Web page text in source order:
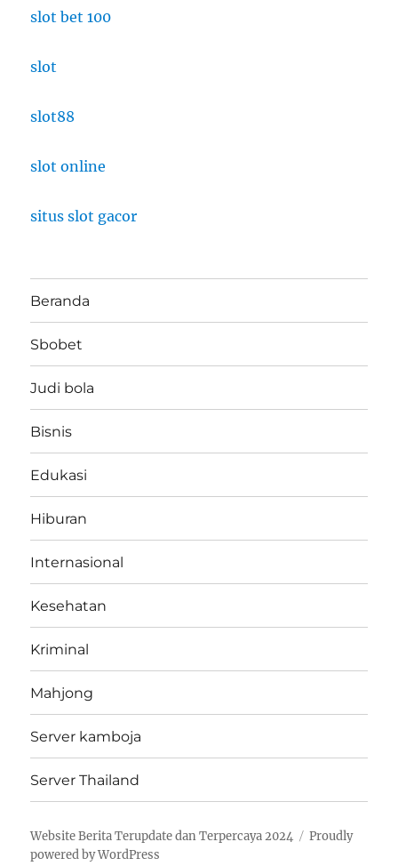
slot bet 100
slot
slot88
slot online
situs slot gacor
Beranda
Sbobet
Judi bola
Bisnis
Edukasi
Hiburan
Internasional
Kesehatan
Kriminal
Mahjong
Server kamboja
Server Thailand
Website Berita Terupdate dan Terpercaya 2024
Proudly
powered by WordPress